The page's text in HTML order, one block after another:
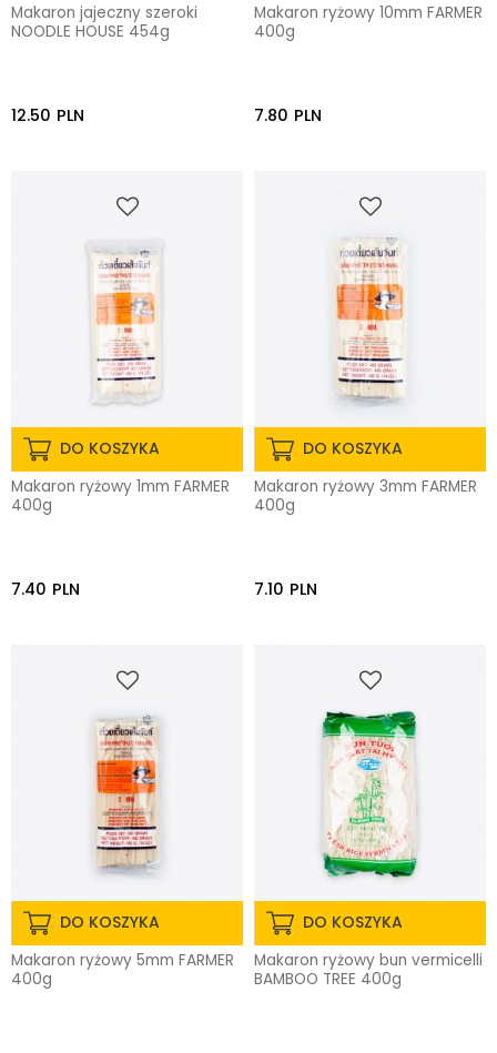
Makaron jajeczny szeroki
NOODLE HOUSE 454g
12.50 PLN
Makaron ryżowy 10mm FARMER
400g
7.80 PLN
DO KOSZYKA
Makaron ryżowy 1mm FARMER
400g
7.40 PLN
DO KOSZYKA
Makaron ryżowy 3mm FARMER
400g
7.10 PLN
DO KOSZYKA
Makaron ryżowy 5mm FARMER
400g
DO KOSZYKA
Makaron ryżowy bun vermicelli
BAMBOO TREE 400g